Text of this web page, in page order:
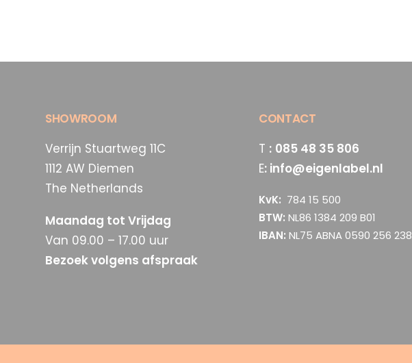
SHOWROOM
Verrijn Stuartweg 11C
1112 AW Diemen
The Netherlands
Maandag tot Vrijdag
Van 09.00 – 17.00 uur
Bezoek volgens afspraak
CONTACT
T : 085 48 35 806
E: info@eigenlabel.nl
KvK: 784 15 500
BTW: NL86 1384 209 B01
IBAN: NL75 ABNA 0590 256 238